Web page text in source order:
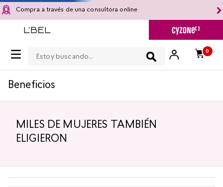
Compra a través de una consultora online
0
Beneficios
MILES DE MUJERES TAMBIÉN
ELIGIERON